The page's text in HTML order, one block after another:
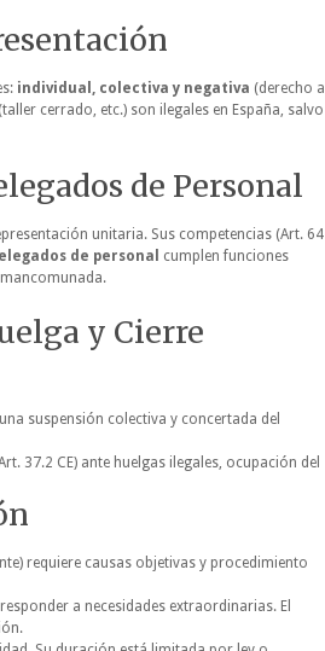
individual, colectiva y negativa (derecho a
(taller cerrado, etc.) son ilegales en España, salvo
de Personal
unitaria. Sus competencias (Art. 64
de personal
cumplen funciones
y Cierre
suspensión colectiva y concertada del
37.2 CE) ante huelgas ilegales, ocupación del
requiere causas objetivas y procedimiento
a necesidades extraordinarias. El